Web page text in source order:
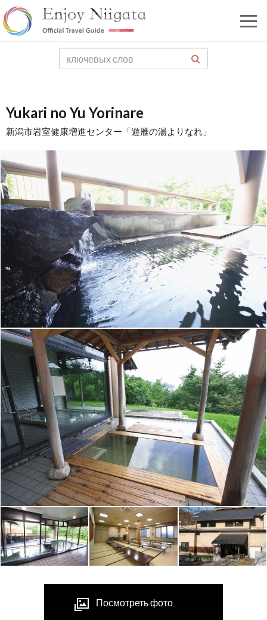
Yukari no Yu Yorinare
新潟市岩室健康増進センター「遊雁の湯よりなれ」
Посмотреть фото